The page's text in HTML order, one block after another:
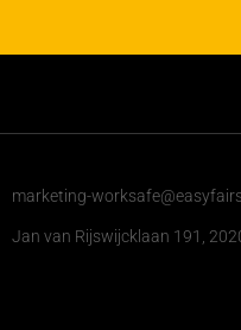
marketing-
Jan van Rijswijcklaan 191,